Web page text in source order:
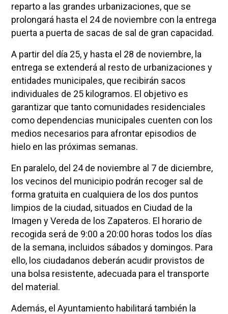
reparto a las grandes urbanizaciones, que se
prolongará hasta el 24 de noviembre con la entrega
puerta a puerta de sacas de sal de gran capacidad.
A partir del día 25, y hasta el 28 de noviembre, la
entrega se extenderá al resto de urbanizaciones y
entidades municipales, que recibirán sacos
individuales de 25 kilogramos. El objetivo es
garantizar que tanto comunidades residenciales
como dependencias municipales cuenten con los
medios necesarios para afrontar episodios de
hielo en las próximas semanas.
En paralelo, del 24 de noviembre al 7 de diciembre,
los vecinos del municipio podrán recoger sal de
forma gratuita en cualquiera de los dos puntos
limpios de la ciudad, situados en Ciudad de la
Imagen y Vereda de los Zapateros. El horario de
recogida será de 9:00 a 20:00 horas todos los días
de la semana, incluidos sábados y domingos. Para
ello, los ciudadanos deberán acudir provistos de
una bolsa resistente, adecuada para el transporte
del material.
Además, el Ayuntamiento habilitará también la